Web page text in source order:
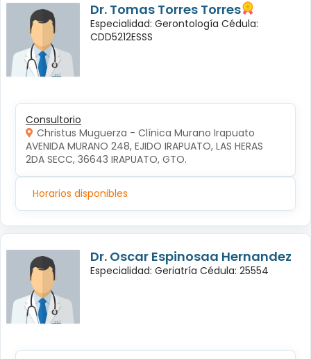
Dr. Tomas Torres Torres
Especialidad: Gerontología Cédula:
CDD5212ESSS
Consultorio
Christus Muguerza - Clínica Murano Irapuato
AVENIDA MURANO 248, EJIDO IRAPUATO, LAS HERAS
2DA SECC, 36643 IRAPUATO, GTO.
Horarios disponibles
Dr. Oscar Espinosaa Hernandez
Especialidad: Geriatría Cédula: 25554